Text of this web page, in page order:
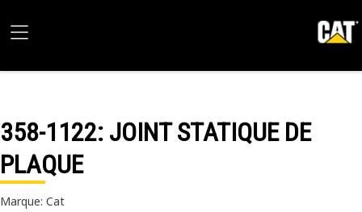
358-1122: JOINT STATIQUE DE
PLAQUE
Marque: Cat